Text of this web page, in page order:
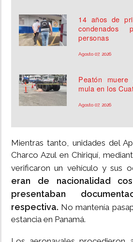
14 años de
personas
Agosto 07, 2026
Peatón muere
mula en los
Agosto 07, 2026
Mientras tanto, unidades del
Charco Azul en Chiriquí,
verificaron un vehículo y sus
eran de nacionalidad
presentaban
respectiva. No mantenía
estancia en Panamá.